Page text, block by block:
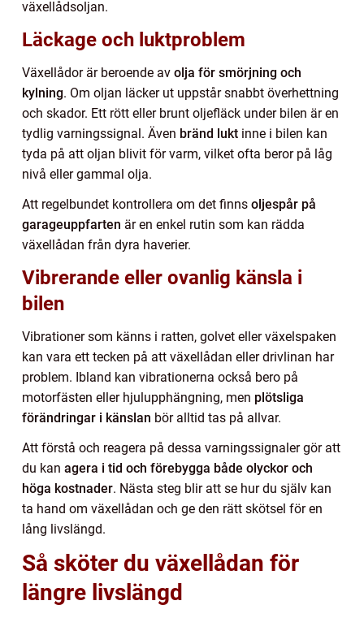
växellådsoljan.
Läckage och luktproblem
Växellådor är beroende av olja för smörjning och
kylning. Om oljan läcker ut uppstår snabbt överhettning
och skador. Ett rött eller brunt oljefläck under bilen är en
tydlig varningssignal. Även bränd lukt inne i bilen kan
tyda på att oljan blivit för varm, vilket ofta beror på låg
nivå eller gammal olja.
Att regelbundet kontrollera om det finns oljespår på
garageuppfarten är en enkel rutin som kan rädda
växellådan från dyra haverier.
Vibrerande eller ovanlig känsla i
bilen
Vibrationer som känns i ratten, golvet eller växelspaken
kan vara ett tecken på att växellådan eller drivlinan har
problem. Ibland kan vibrationerna också bero på
motorfästen eller hjulupphängning, men plötsliga
förändringar i känslan bör alltid tas på allvar.
Att förstå och reagera på dessa varningssignaler gör att
du kan agera i tid och förebygga både olyckor och
höga kostnader. Nästa steg blir att se hur du själv kan
ta hand om växellådan och ge den rätt skötsel för en
lång livslängd.
Så sköter du växellådan för
längre livslängd